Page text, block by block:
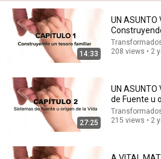
UN ASUNTO VITAL: Capítulo 1-
14:33
UN ASUNTO
208 views • 2
27:25
UN
de Fuente u
215 views • 2